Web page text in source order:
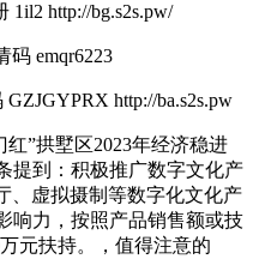
1il2 http://bg.s2s.pw/
码 emqr6223
GZJGYPRX http://ba.s2s.pw
”拱墅区2023年经济稳进
提到：积极推广数字文化产
、虚拟摄制等数字化文化产
响力，按照产品销售额或技
元扶持。，值得注意的